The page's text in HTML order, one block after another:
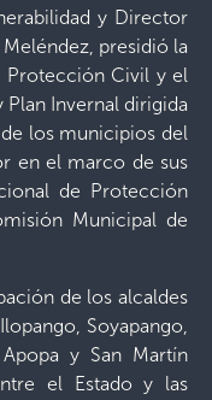
y Director
presidió la
Protección Civil y el
Invernal dirigida
los municipios del
en el marco de sus
de Protección
Municipal de
de los alcaldes
Soyapango,
y San Martín
el Estado y las